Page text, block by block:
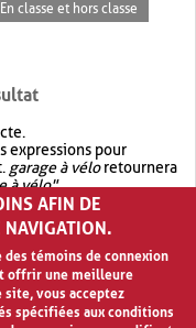
classe et hors classe
expressions pour
garage à véloretournera
à vélo".
OR.garage OR vélo
quegarage à vélo
AFIN DE
NAVIGATION.
témoins de connexion
offrir une meilleure
site, vous acceptez
spécifiées aux conditions